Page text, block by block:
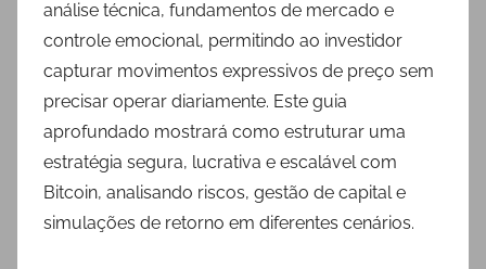
análise técnica, fundamentos de mercado e
controle emocional, permitindo ao investidor
capturar movimentos expressivos de preço sem
precisar operar diariamente. Este guia
aprofundado mostrará como estruturar uma
estratégia segura, lucrativa e escalável com
Bitcoin, analisando riscos, gestão de capital e
simulações de retorno em diferentes cenários.